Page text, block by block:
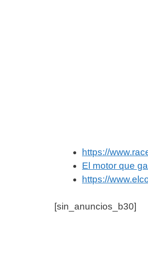
https://
El motor que
https://
[sin_anuncios_b30]